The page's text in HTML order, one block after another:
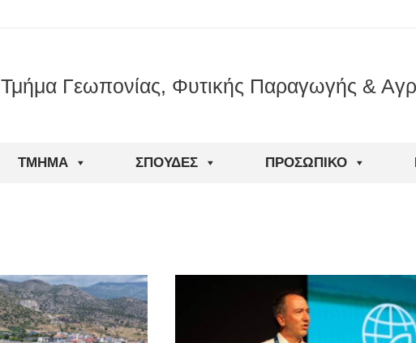
Τμήμα Γεωπονίας, Φυτικής Παραγωγής &
ΤΜΉΜΑ ΣΠΟΥΔΈΣ ΠΡΟΣΩΠΙΚΌ